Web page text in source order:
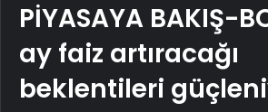
PİYASAYA BAKIŞ-
ay faiz artıracağı
beklentileri